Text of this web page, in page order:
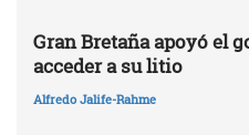
Gran Bretaña apoyó el
acceder a su litio
Alfredo Jalife-Rahme